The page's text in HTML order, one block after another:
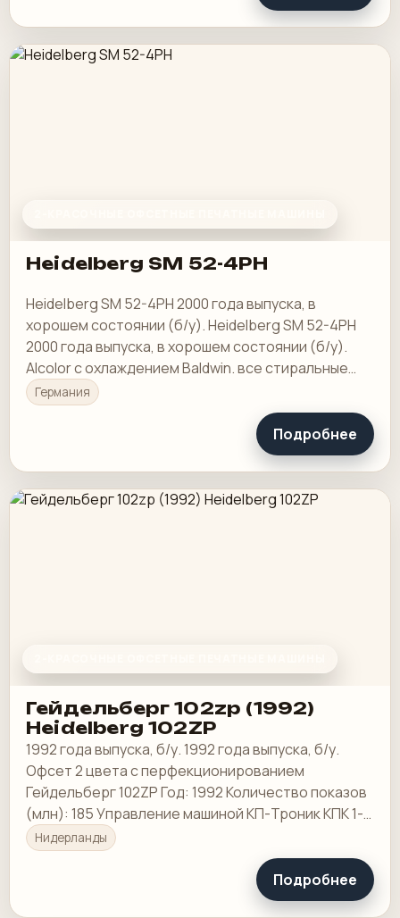
Heidelberg SM 52-4PH
Heidelberg SM 52-4PH 2000 года выпуска, в
хорошем состоянии (б/у). Heidelberg SM 52-4PH
2000 года выпуска, в хорошем состоянии (б/у).
Alcolor с охлаждением Baldwin. все стиральные
машины
Германия
Подробнее
Гейдельберг 102zp (1992)
Heidelberg 102ZP
1992 года выпуска, б/у. 1992 года выпуска, б/у.
Офсет 2 цвета с перфекционированием
Гейдельберг 102ZP Год: 1992 Количество показов
(млн): 185 Управление машиной КП-Троник КПК 1-
ИЛИ
Нидерланды
Подробнее